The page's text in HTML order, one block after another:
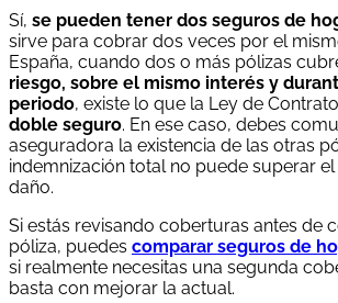
Sí, se pueden tener dos seguros de
sirve para cobrar dos veces por el
España, cuando dos o más pólizas
riesgo, sobre el mismo interés y
periodo, existe lo que la Ley de
doble seguro. En ese caso, debes
aseguradora la existencia de las otras
indemnización total no puede superar
daño.
Si estás revisando coberturas antes de
póliza, puedes comparar seguros de
si realmente necesitas una segunda
basta con mejorar la actual.